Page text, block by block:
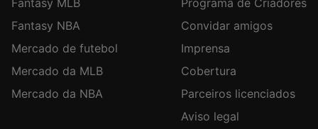
Fantasy MLB
Fantasy NBA
Mercado de futebol
Mercado da MLB
Mercado da NBA
Programa de Criadores
Convidar amigos
Imprensa
Cobertura
Parceiros licenciados
Aviso legal